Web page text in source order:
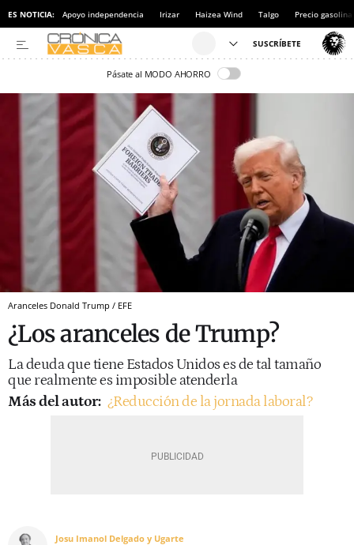
ES NOTICIA: Apoyo independencia Irizar Haizea Wind Talgo Precio gasolina
Pásate al MODO AHORRO
Aranceles Donald Trump / EFE
¿Los aranceles de Trump?
La deuda que tiene Estados Unidos es de tal tamaño
que realmente es imposible atenderla
Más del autor: ¿Reducción de la jornada laboral?
Josu Imanol Delgado y Ugarte